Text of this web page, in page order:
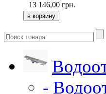
13 146,00 грн.
-